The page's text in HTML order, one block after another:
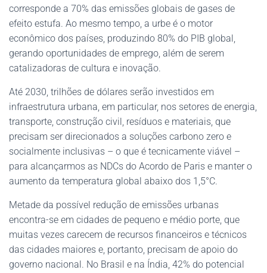
corresponde a 70% das emissões globais de gases de
efeito estufa. Ao mesmo tempo, a urbe é o motor
econômico dos países, produzindo 80% do PIB global,
gerando oportunidades de emprego, além de serem
catalizadoras de cultura e inovação.
Até 2030, trilhões de dólares serão investidos em
infraestrutura urbana, em particular, nos setores de energia,
transporte, construção civil, resíduos e materiais, que
precisam ser direcionados a soluções carbono zero e
socialmente inclusivas – o que é tecnicamente viável –
para alcançarmos as NDCs do Acordo de Paris e manter o
aumento da temperatura global abaixo dos 1,5°C.
Metade da possível redução de emissões urbanas
encontra-se em cidades de pequeno e médio porte, que
muitas vezes carecem de recursos financeiros e técnicos
das cidades maiores e, portanto, precisam de apoio do
governo nacional. No Brasil e na Índia, 42% do potencial